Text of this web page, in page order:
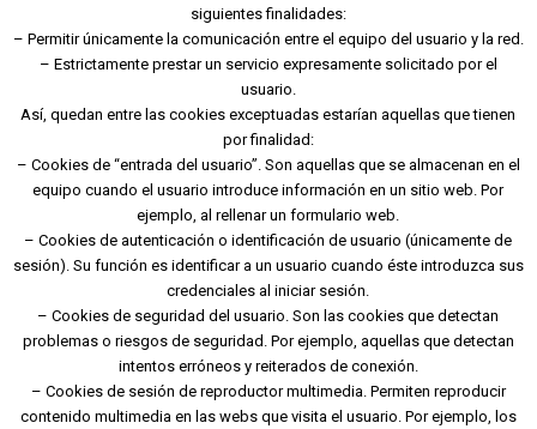
siguientes finalidades:
– Permitir únicamente la comunicación entre el equipo del usuario y la red.
– Estrictamente prestar un servicio expresamente solicitado por el
usuario.
Así, quedan entre las cookies exceptuadas estarían aquellas que tienen
por finalidad:
– Cookies de “entrada del usuario”. Son aquellas que se almacenan en el
equipo cuando el usuario introduce información en un sitio web. Por
ejemplo, al rellenar un formulario web.
– Cookies de autenticación o identificación de usuario (únicamente de
sesión). Su función es identificar a un usuario cuando éste introduzca sus
credenciales al iniciar sesión.
– Cookies de seguridad del usuario. Son las cookies que detectan
problemas o riesgos de seguridad. Por ejemplo, aquellas que detectan
intentos erróneos y reiterados de conexión.
– Cookies de sesión de reproductor multimedia. Permiten reproducir
contenido multimedia en las webs que visita el usuario. Por ejemplo, los